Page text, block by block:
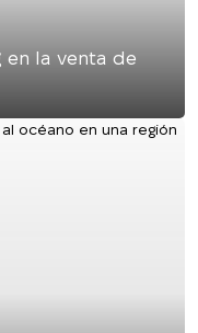
en la venta de